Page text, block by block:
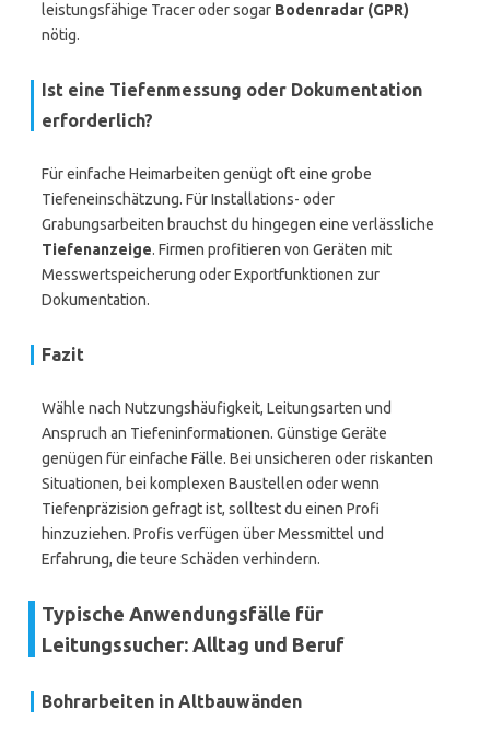
leistungsfähige Tracer oder sogar Bodenradar (GPR)
nötig.
Ist eine Tiefenmessung oder Dokumentation
erforderlich?
Für einfache Heimarbeiten genügt oft eine grobe
Tiefeneinschätzung. Für Installations- oder
Grabungsarbeiten brauchst du hingegen eine verlässliche
Tiefenanzeige. Firmen profitieren von Geräten mit
Messwertspeicherung oder Exportfunktionen zur
Dokumentation.
Fazit
Wähle nach Nutzungshäufigkeit, Leitungsarten und
Anspruch an Tiefeninformationen. Günstige Geräte
genügen für einfache Fälle. Bei unsicheren oder riskanten
Situationen, bei komplexen Baustellen oder wenn
Tiefenpräzision gefragt ist, solltest du einen Profi
hinzuziehen. Profis verfügen über Messmittel und
Erfahrung, die teure Schäden verhindern.
Typische Anwendungsfälle für
Leitungssucher: Alltag und Beruf
Bohrarbeiten in Altbauwänden